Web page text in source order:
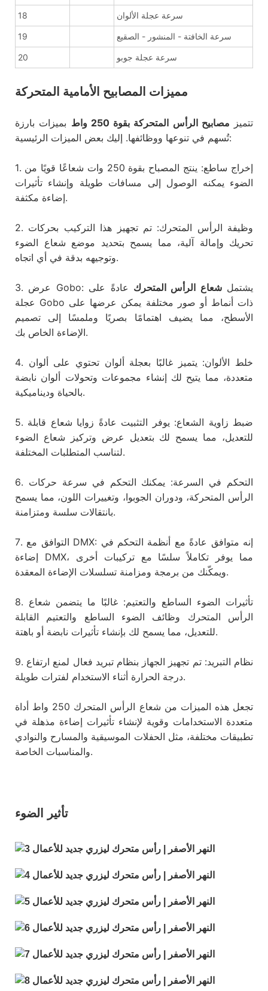
18 سرعة عجلة الألوان
19 سرعة الخافتة - المنشور - الصقيع
20 سرعة عجلة جوبو
مميزات المصابيح الأمامية المتحركة
تتميز مصابيح الرأس المتحركة بقوة 250 واط
بميزات بارزة
تُسهم في تنوعها ووظائفها. إليك بعض الميزات الرئيسية:
1. إخراج ساطع: ينتج المصباح بقوة 250 وات شعاعًا قويًا من
الضوء يمكنه الوصول إلى مسافات طويلة وإنشاء تأثيرات
إضاءة مكثفة.
2. وظيفة الرأس المتحرك: تم تجهيز هذا التركيب بحركات
تحريك وإمالة آلية، مما يسمح بتحديد موضع شعاع الضوء
وتوجيهه بدقة في أي اتجاه.
3. عرض Gobo: يشتملشعاع الرأس المتحرك عادةً على
عجلة Gobo ذات أنماط أو صور مختلفة يمكن عرضها على
الأسطح، مما يضيف اهتمامًا بصريًا وملمسًا إلى تصميم
الإضاءة الخاص بك.
4. خلط الألوان: يتميز غالبًا بعجلة ألوان تحتوي على ألوان
متعددة، مما يتيح لك إنشاء مجموعات وتحولات ألوان نابضة
بالحياة وديناميكية.
5. ضبط زاوية الشعاع: يوفر التثبيت عادةً زوايا شعاع قابلة
للتعديل، مما يسمح لك بتعديل عرض وتركيز شعاع الضوء
لتناسب المتطلبات المختلفة.
6. التحكم في السرعة: يمكنك التحكم في سرعة حركات
الرأس المتحركة، ودوران الجوبوا، وتغييرات اللون، مما يسمح
بانتقالات سلسة ومتزامنة.
7. التوافق مع DMX: إنه متوافق عادةً مع أنظمة التحكم في
إضاءة DMX، مما يوفر تكاملاً سلسًا مع تركيبات أخرى
ويمكّنك من برمجة ومزامنة تسلسلات الإضاءة المعقدة.
8. تأثيرات الضوء الساطع والتعتيم: غالبًا ما يتضمن شعاع
الرأس المتحرك وظائف الضوء الساطع والتعتيم القابلة
للتعديل، مما يسمح لك بإنشاء تأثيرات نابضة أو باهتة.
9. نظام التبريد: تم تجهيز الجهاز بنظام تبريد فعال لمنع ارتفاع
درجة الحرارة أثناء الاستخدام لفترات طويلة.
تجعل هذه الميزات من شعاع الرأس المتحرك 250 واط أداة
متعددة الاستخدامات وقوية لإنشاء تأثيرات إضاءة مذهلة في
تطبيقات مختلفة، مثل الحفلات الموسيقية والمسارح والنوادي
والمناسبات الخاصة.